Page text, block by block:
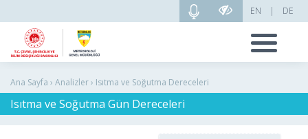
DE
|
EN
Ana Sayfa › Analizler › Isıtma ve Soğutma Dereceleri
Isıtma ve Soğutma Gün Dereceleri